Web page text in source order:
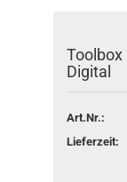
Konto erstellen
Passwort
Digital
Art.Nr.:
Lieferzeit: